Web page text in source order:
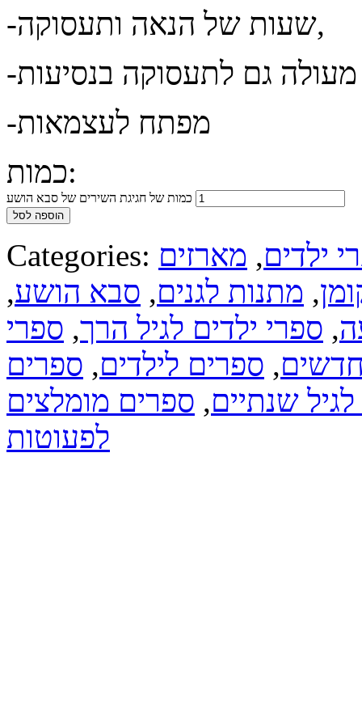
-שעות של הנאה ותעסוקה,
-מעולה גם לתעסוקה בנסיעות
-מפתח לעצמאות
כמות:
כמות של חגיגת השירים של סבא הושע
הוספה לסל
Categories: ילדים, מארזים
, מתנות לגנים, סבא הושע,
, ספרי ילדים לגיל הרך, ספרי
, ספרים לילדים, ספרים
שנתיים, ספרים מומלצים
לפעוטות